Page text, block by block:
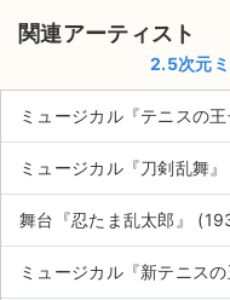
関連アーティスト
2.5次元
ミュージカル『テニスの
ミュージカル『刀剣乱舞
舞台『忍たま乱太郎』
ミュージカル『新テニス